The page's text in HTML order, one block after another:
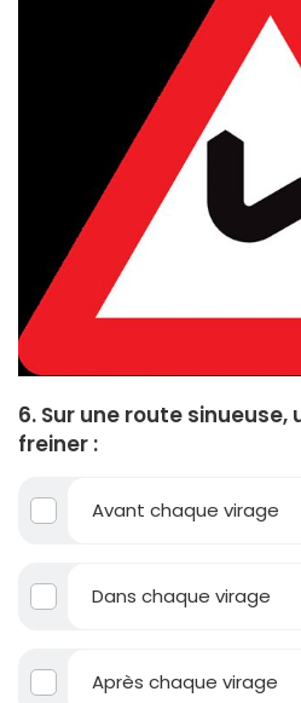
6. Sur une route
freiner :
Avant chaque virage
Dans chaque virage
Après chaque virage